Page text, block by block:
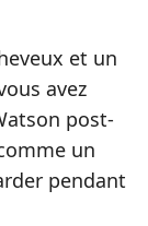
et un
avez
post-
un
pendant